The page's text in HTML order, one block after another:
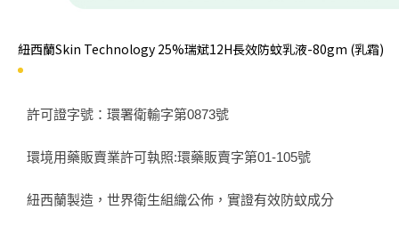
紐西蘭Skin Technology 25%瑞斌12H長效防蚊乳液-80gm (乳霜)
許可證字號：環署衛輸字第0873號
環境用藥販賣業許可執照:環藥販賣字第01-105號
紐西蘭製造，世界衛生組織公佈，實證有效防蚊成分